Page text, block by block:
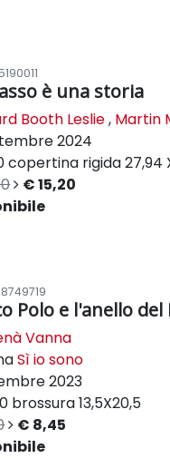
è una storia
Booth Leslie, Martin
2024
copertina rigida27,94
€ 15,20
Polo e l'anello
Vanna
Sì io sono
2023
brossura13,5X20,5
€ 8,45